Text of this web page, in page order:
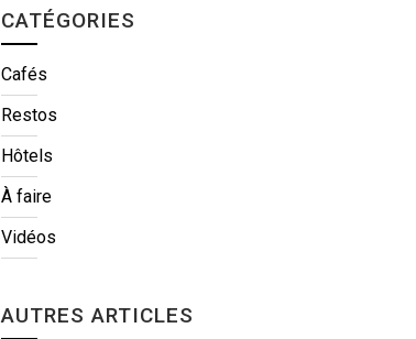
CATÉGORIES
Cafés
Restos
Hôtels
À faire
Vidéos
AUTRES ARTICLES